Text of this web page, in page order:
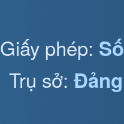
Giấy phép:
Trụ sở: